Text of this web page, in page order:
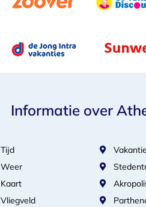
Informatie over
Tijd
Weer
Kaart
Vliegveld
Vakantie